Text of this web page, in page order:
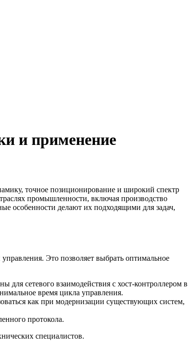
и применение
точное позиционирование и широкий спектр
промышленности, включая производство
особенности делают их подходящими для задач,
Это позволяет выбрать оптимальное
сетевого взаимодействия с хост-контроллером в
время цикла управления.
как при модернизации существующих систем,
протокола.
специалистов.